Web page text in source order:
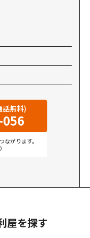
話無料)
がります。
屋を探す